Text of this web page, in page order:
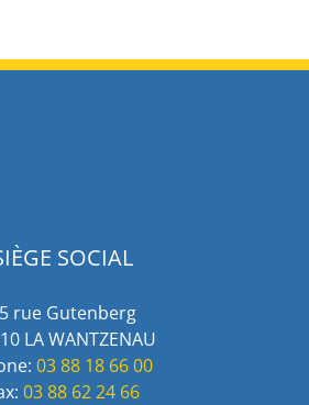
SOCIAL
rue Gutenberg
LA WANTZENAU
03 88 18 66 00
03 88 62 24 66